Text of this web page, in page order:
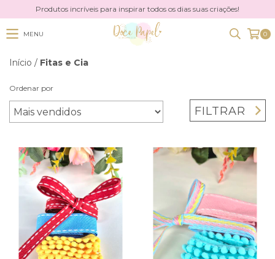
Produtos incríveis para inspirar todos os dias suas criações!
MENU 0
Início / Fitas e Cia
Ordenar por
FILTRAR